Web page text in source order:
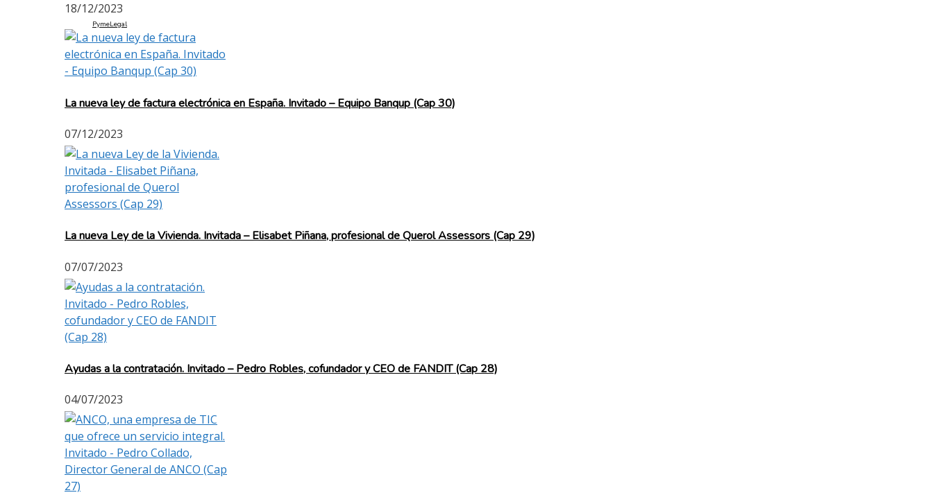
18/12/2023
PymeLegal
La nueva ley de factura electrónica en España. Invitado – Equipo Banqup (Cap 30)
07/12/2023
La nueva Ley de la Vivienda. Invitada – Elisabet Piñana, profesional de Querol Assessors (Cap 29)
07/07/2023
Ayudas a la contratación. Invitado – Pedro Robles, cofundador y CEO de FANDIT (Cap 28)
04/07/2023